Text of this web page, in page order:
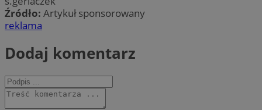
Źródło: Artykuł sponsorowany
reklama
Dodaj komentarz